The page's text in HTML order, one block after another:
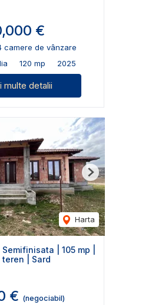
€
camere de vânzare
120 mp 2025
multe detalii
Harta
Next
| 105 mp |
teren | Sard
€ (negociabil)